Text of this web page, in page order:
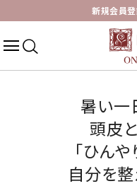
新規会員登
暑い一
頭皮
「ひんや
自分を整